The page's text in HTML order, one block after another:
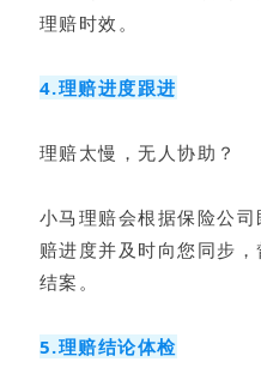
理赔时效。
4.理赔进度跟进
理赔太慢，无人协助？
小马理赔会根据保险公
赔进度并及时向您同步
结案。
5.理赔结论体检